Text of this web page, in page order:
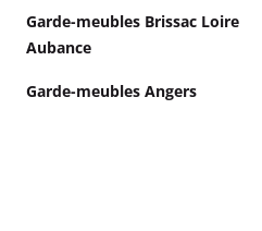
Garde-meubles Brissac Loire
Aubance
Garde-meubles Angers